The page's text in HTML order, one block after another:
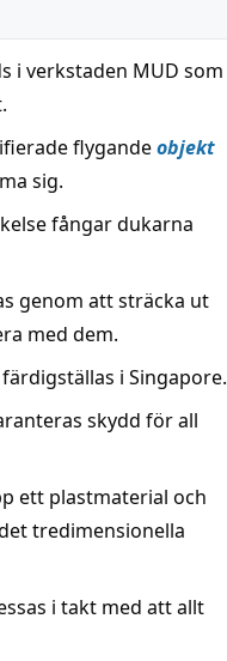
i verkstaden MUD som
flygandeobjekt
sig.
fångar dukarna
genom att sträcka ut
med dem.
i Singapore.
skydd för all
ett plastmaterial och
tredimensionella
i takt med att allt